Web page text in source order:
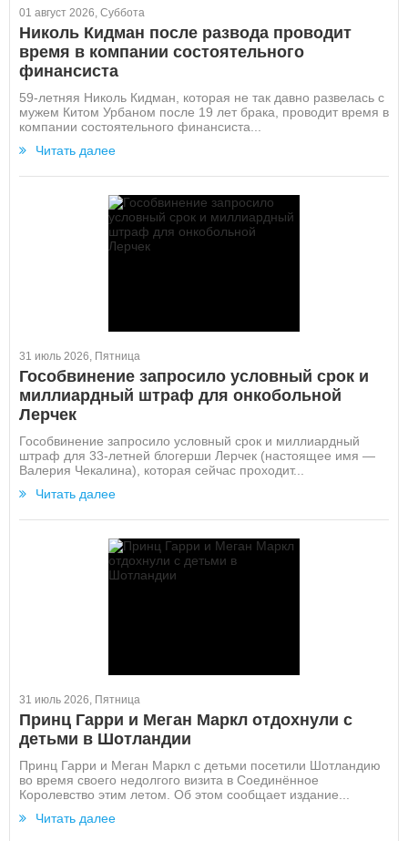
01 август 2026, Суббота
Николь Кидман после развода проводит
время в компании состоятельного
финансиста
59-летняя Николь Кидман, которая не так давно развелась с
мужем Китом Урбаном после 19 лет брака, проводит время в
компании состоятельного финансиста...
Читать далее
31 июль 2026, Пятница
Гособвинение запросило условный срок и
миллиардный штраф для онкобольной
Лерчек
Гособвинение запросило условный срок и миллиардный
штраф для 33-летней блогерши Лерчек (настоящее имя —
Валерия Чекалина), которая сейчас проходит...
Читать далее
31 июль 2026, Пятница
Принц Гарри и Меган Маркл отдохнули с
детьми в Шотландии
Принц Гарри и Меган Маркл с детьми посетили Шотландию
во время своего недолгого визита в Соединённое
Королевство этим летом. Об этом сообщает издание...
Читать далее